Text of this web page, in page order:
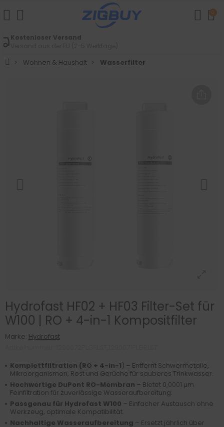
0
Wohnen & Haushalt Wasserfilter
Hydrofast HF02 + HF03 Filter-Set für
W100 | RO + 4-in-1 Kompositfilter
Marke: Hydrofast
Komplettfiltration (RO + 4-in-1) – Entfernt Schwermetalle,
Mikroorganismen, Rost und Gerüche für sauberes Trinkwasser.
Hochwertige DuPont RO-Membran – Bietet 0,0001 µm
Feinfiltration für zuverlässige Wasseraufbereitung.
Passgenau für Hydrofast W100 – Einfacher Austausch ohne
Werkzeug, optimale Kompatibilität.
Nachhaltige Wasseraufbereitung – Ersetzt jährlich über